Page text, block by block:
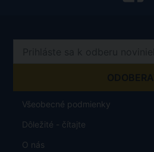
Všeobecné podmienky
Dôležité - čítajte
O nás